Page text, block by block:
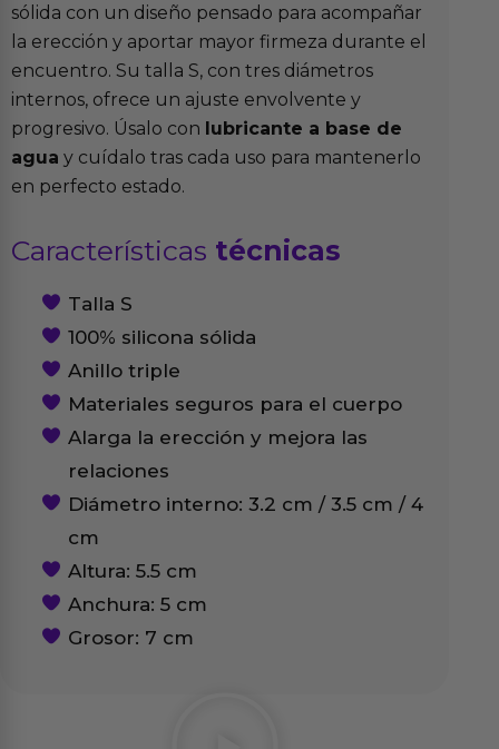
sólida con un diseño pensado para acompañar
la erección y aportar mayor firmeza durante el
encuentro. Su talla S, con tres diámetros
internos, ofrece un ajuste envolvente y
progresivo. Úsalo con lubricante a base de
agua y cuídalo tras cada uso para mantenerlo
en perfecto estado.
Características técnicas
Talla S
100% silicona sólida
Anillo triple
Materiales seguros para el cuerpo
Alarga la erección y mejora las
relaciones
Diámetro interno: 3.2 cm / 3.5 cm / 4
cm
Altura: 5.5 cm
Anchura: 5 cm
Grosor: 7 cm